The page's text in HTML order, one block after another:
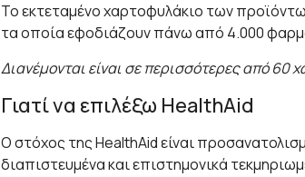
Το εκτεταμένο χαρτοφυλάκιο των
τα οποία εφοδιάζουν πάνω από 4.000
Διανέμονται είναι σε περισσότερες από 60
Γιατί να επιλέξω HealthAid
Ο στόχος της HealthAid είναι
διαπιστευμένα και επιστημονικά